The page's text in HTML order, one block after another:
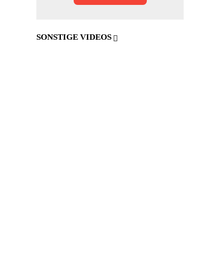
SONSTIGE VIDEOS